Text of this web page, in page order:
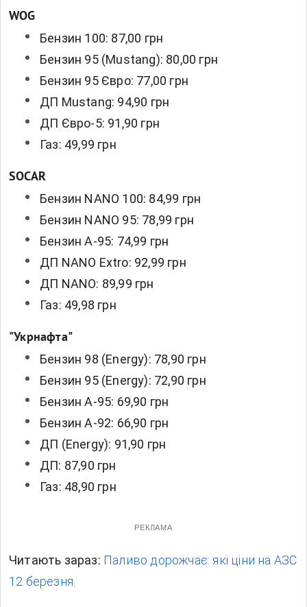
WOG
Бензин 100: 87,00 грн
Бензин 95 (Mustang): 80,00 грн
Бензин 95 Євро: 77,00 грн
ДП Mustang: 94,90 грн
ДП Євро-5: 91,90 грн
Газ: 49,99 грн
SOCAR
Бензин NANO 100: 84,99 грн
Бензин NANO 95: 78,99 грн
Бензин А-95: 74,99 грн
ДП NANO Extro: 92,99 грн
ДП NANO: 89,99 грн
Газ: 49,98 грн
"Укрнафта"
Бензин 98 (Energy): 78,90 грн
Бензин 95 (Energy): 72,90 грн
Бензин А-95: 69,90 грн
Бензин А-92: 66,90 грн
ДП (Energy): 91,90 грн
ДП: 87,90 грн
Газ: 48,90 грн
РЕКЛАМА
Читають зараз: Паливо дорожчає: які ціни на АЗС
12 березня.